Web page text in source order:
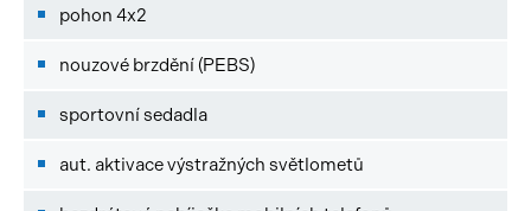
pohon 4x2
nouzové brzdění (PEBS)
sportovní sedadla
aut. aktivace výstražných světlometů